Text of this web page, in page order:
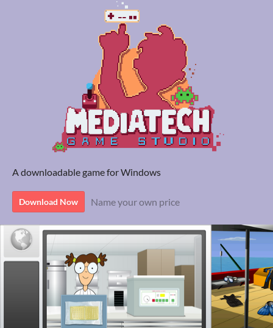
A downloadable game for Windows
Download Now Name your own price